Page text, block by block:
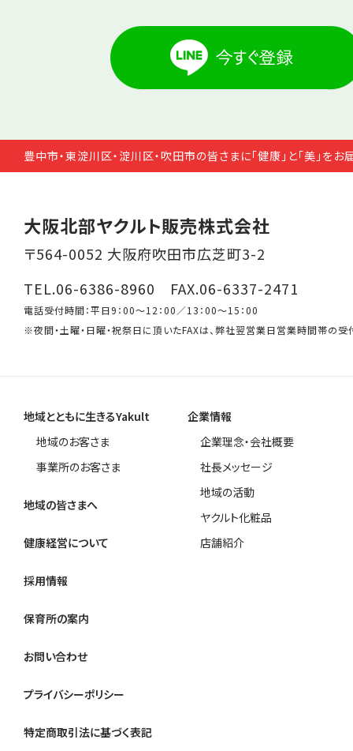
豊中市・東淀川区・淀川区・吹田市の皆さまに「健康」と「美」をお
大阪北部ヤクルト販売株式会社
〒564-0052 大阪府吹田市広芝町3-2
TEL.06-6386-8960 FAX.06-6337-2471
電話受付時間：平日9：00～12：00／13：00～15：00
※夜間・土曜・日曜・祝祭日に頂いたFAXは、弊社翌営業日営業時間帯の受
地域とともに生きるYakult
地域のお客さま
事業所のお客さま
地域の皆さまへ
健康経営について
企業情報
企業理念・会社概要
社長メッセージ
地域の活動
ヤクルト化粧品
店舗紹介
採用情報
保育所の案内
お問い合わせ
プライバシーポリシー
特定商取引法に基づく表記